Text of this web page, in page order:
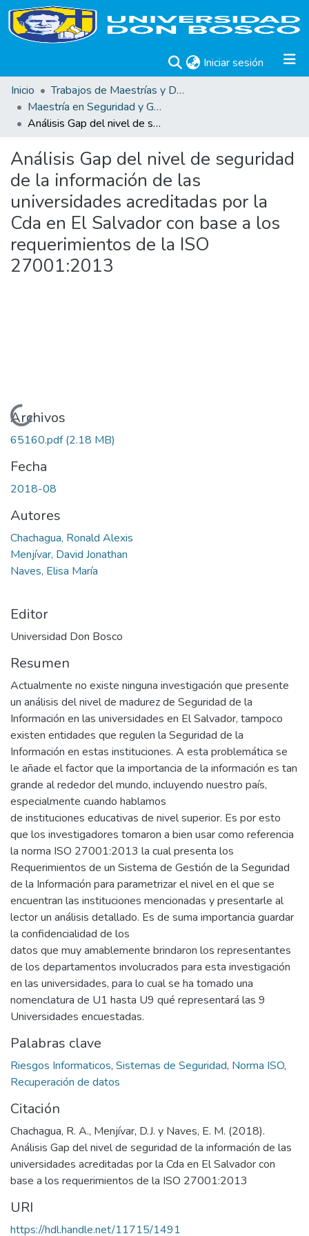
Iniciar sesión (current)
Inicio
Trabajos de Maestrías y Doctorados
Maestría en Seguridad y Gestión de Riesgos Informáticos
Análisis Gap del nivel de seguridad de la información de las universidades acreditadas por la Cda en El Salvador con base a los requerimientos de la ISO 27001:2013
Análisis Gap del nivel de seguridad
de la información de las
universidades acreditadas por la
Cda en El Salvador con base a los
requerimientos de la ISO
27001:2013
Cargando...
Archivos
65160.pdf(2.18 MB)
Fecha
2018-08
Autores
Chachagua, Ronald Alexis
Menjívar, David Jonathan
Naves, Elisa María
Editor
Universidad Don Bosco
Resumen
Actualmente no existe ninguna investigación que presente
un análisis del nivel de madurez de Seguridad de la
Información en las universidades en El Salvador, tampoco
existen entidades que regulen la Seguridad de la
Información en estas instituciones. A esta problemática se
le añade el factor que la importancia de la información es tan
grande al rededor del mundo, incluyendo nuestro país,
especialmente cuando hablamos
de instituciones educativas de nivel superior. Es por esto
que los investigadores tomaron a bien usar como referencia
la norma ISO 27001:2013 la cual presenta los
Requerimientos de un Sistema de Gestión de la Seguridad
de la Información para parametrizar el nivel en el que se
encuentran las instituciones mencionadas y presentarle al
lector un análisis detallado. Es de suma importancia guardar
la confidencialidad de los
datos que muy amablemente brindaron los representantes
de los departamentos involucrados para esta investigación
en las universidades, para lo cual se ha tomado una
nomenclatura de U1 hasta U9 qué representará las 9
Universidades encuestadas.
Palabras clave
Riesgos Informaticos, Sistemas de Seguridad, Norma ISO,
Recuperación de datos
Citación
Chachagua, R. A., Menjívar, D.J. y Naves, E. M. (2018).
Análisis Gap del nivel de seguridad de la información de las
universidades acreditadas por la Cda en El Salvador con
base a los requerimientos de la ISO 27001:2013
URI
https://hdl.handle.net/11715/1491